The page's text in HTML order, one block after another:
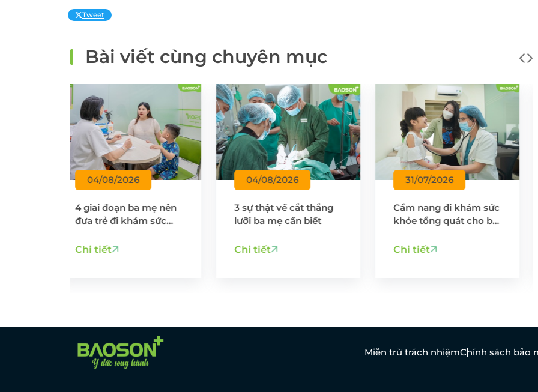
Tweet
Bài viết cùng chuyên mục
04/08/2026
3 sự thật về cắt thắng
lưỡi ba mẹ cần biết
Chi tiết
31/07/2026
Cẩm nang đi khám sức
khỏe tổng quát cho bé
gì?
Chi tiết
30/07/2026
5 bệnh lý thường gặp ở
trẻ trong mùa hè ba
Chi tiết
Miễn trừ trách nhiệmChính sách bảo